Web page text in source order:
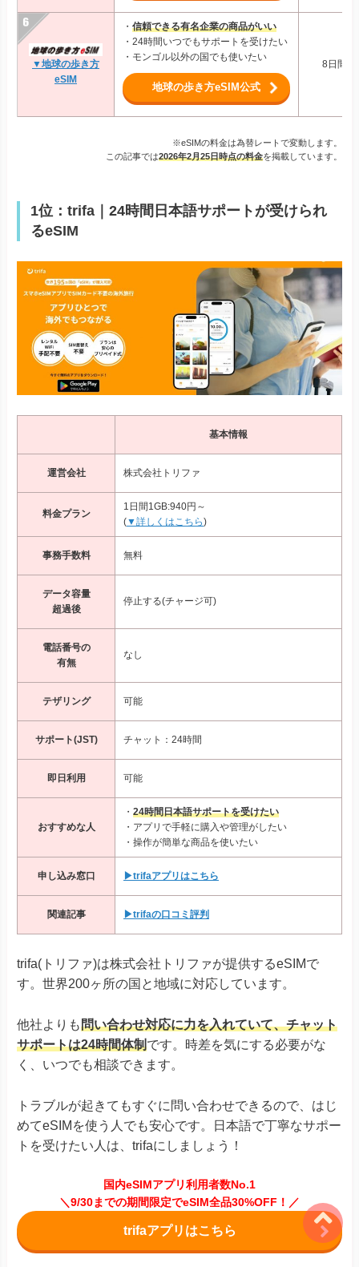
▼地球の歩き方
eSIM
・ 信頼できる有名企業の商品がいい
・24時間いつでもサポートを受けたい
・モンゴル以外の国でも使いたい
地球の歩き方eSIM公式
8日間
※eSIMの料金は為替レートで変動します。
この記事では2026年2月25日時点の料金を掲載しています。
1位：trifa｜24時間日本語サポートが受けられ
るeSIM
基本情報
運営会社 株式会社トリファ
料金プラン
1日間1GB:940円～
(▼詳しくはこちら)
事務手数料 無料
データ容量
超過後
停止する(チャージ可)
電話番号の
有無
なし
テザリング 可能
サポート(JST) チャット：24時間
即日利用 可能
おすすめな人
・ 24時間日本語サポートを受けたい
・アプリで手軽に購入や管理がしたい
・操作が簡単な商品を使いたい
申し込み窓口 ▶trifaアプリはこちら
関連記事 ▶trifaの口コミ評判
trifa(トリファ)は株式会社トリファが提供するeSIMで
す。世界200ヶ所の国と地域に対応しています。
他社よりも問い合わせ対応に力を入れていて、チャット
サポートは24時間体制です。時差を気にする必要がな
く、いつでも相談できます。
トラブルが起きてもすぐに問い合わせできるので、はじ
めてeSIMを使う人でも安心です。日本語で丁寧なサポー
トを受けたい人は、trifaにしましょう！
国内eSIMアプリ利用者数No.1
＼9/30までの期間限定でeSIM全品30%OFF！／
trifaアプリはこちら